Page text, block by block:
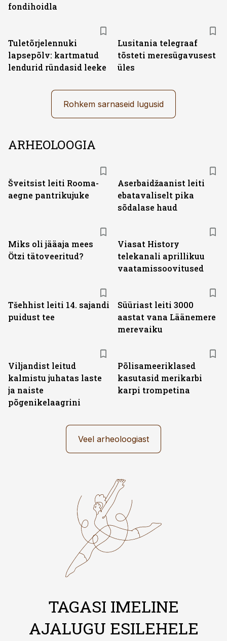
fondihoidla
Tuletõrjelennuki
lapsepõlv: kartmatud
lendurid ründasid leeke
Lusitania telegraaf
tõsteti meresügavusest
üles
Rohkem sarnaseid lugusid
ARHEOLOOGIA
Šveitsist leiti Rooma-
aegne pantrikujuke
Aserbaidžaanist leiti
ebatavaliselt pika
sõdalase haud
Miks oli jääaja mees
Ötzi tätoveeritud?
Viasat History
telekanali aprillikuu
vaatamissoovitused
Tšehhist leiti 14. sajandi
puidust tee
Süüriast leiti 3000
aastat vana Läänemere
merevaiku
Viljandist leitud
kalmistu juhatas laste
ja naiste
põgenikelaagrini
Põlisameeriklased
kasutasid merikarbi
karpi trompetina
Veel arheoloogiast
TAGASI IMELINE
AJALUGU ESILEHELE